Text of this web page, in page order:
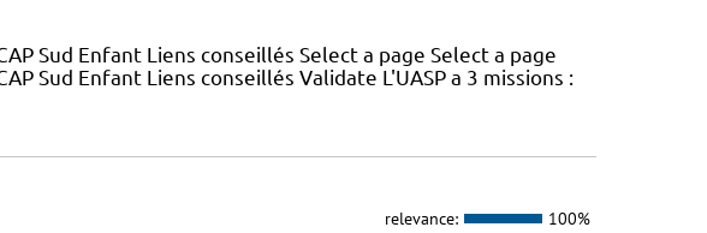
Sud Enfant Liens conseillés Select a page Select a page
Sud Enfant Liens conseillés Validate L'UASP a 3 missions :
relevance: 100%